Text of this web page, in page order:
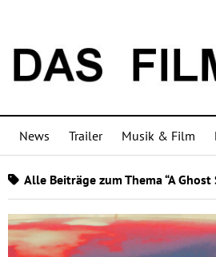
News Trailer Musik & Film
Alle Beiträge zum Thema “A Ghost